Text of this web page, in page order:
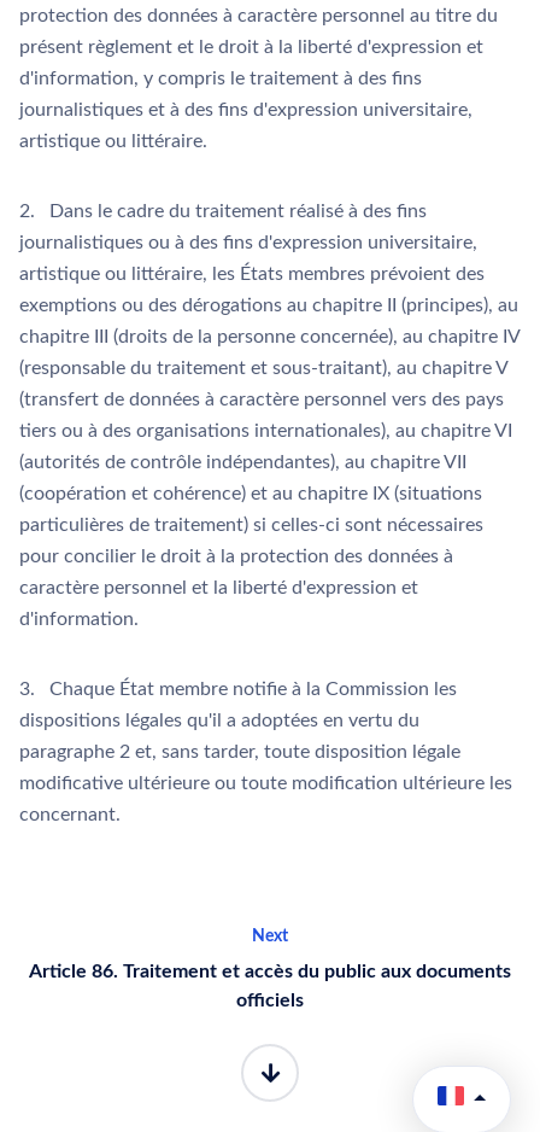
protection des données à caractère personnel au titre du
présent règlement et le droit à la liberté d'expression et
d'information, y compris le traitement à des fins
journalistiques et à des fins d'expression universitaire,
artistique ou littéraire.
2. Dans le cadre du traitement réalisé à des fins
journalistiques ou à des fins d'expression universitaire,
artistique ou littéraire, les États membres prévoient des
exemptions ou des dérogations au chapitre II (principes), au
chapitre III (droits de la personne concernée), au chapitre IV
(responsable du traitement et sous-traitant), au chapitre V
(transfert de données à caractère personnel vers des pays
tiers ou à des organisations internationales), au chapitre VI
(autorités de contrôle indépendantes), au chapitre VII
(coopération et cohérence) et au chapitre IX (situations
particulières de traitement) si celles-ci sont nécessaires
pour concilier le droit à la protection des données à
caractère personnel et la liberté d'expression et
d'information.
3. Chaque État membre notifie à la Commission les
dispositions légales qu'il a adoptées en vertu du
paragraphe 2 et, sans tarder, toute disposition légale
modificative ultérieure ou toute modification ultérieure les
concernant.
Next
Article 86. Traitement et accès du public aux documents
officiels